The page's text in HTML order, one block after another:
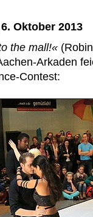
Oktober 2013
the mall!«
Arkaden
Contest: